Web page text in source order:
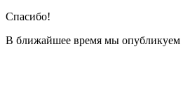
Спасибо!
В ближайшее время мы